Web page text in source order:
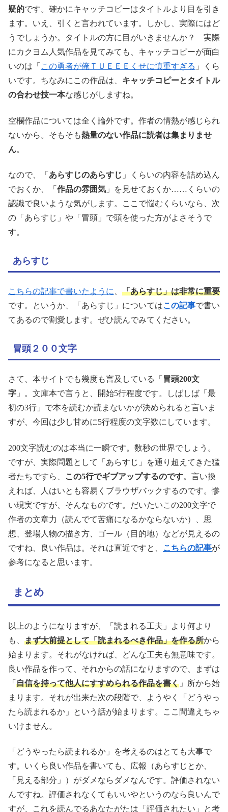
疑的です。確かにキャッチコピーはタイトルより目を引き
ます。いえ、引くと言われています。しかし、実際にはど
うでしょうか。タイトルの方に目がいきませんか？ 実際
にカクヨム人気作品を見てみても、キャッチコピーが面白
いのは「 この勇者が俺ＴＵＥＥＥくせに慎重すぎる 」くら
いです。ちなみにこの作品は、 キャッチコピーとタイトル
の合わせ技一本な感じがしますね。
空欄作品については全く論外です。作者の情熱が感じられ
ないから。そもそも熱量のない作品に読者は集まりませ
ん。
なので、「 あらすじのあらすじ 」くらいの内容を詰め込ん
でおくか、「 作品の雰囲気 」を見せておくか……くらいの
認識で良いような気がします。ここで悩むくらいなら、次
の「あらすじ」や「冒頭」で頭を使った方がよさそうで
す。
あらすじ
こちらの記事で書いたように
「あらすじ」は非常に重要
です。というか、「あらすじ」についてはこの記事で書い
てあるので割愛します。ぜひ読んでみてください。
冒頭２００文字
さて、本サイトでも幾度も言及している「 冒頭200文
字 」。文庫本で言うと、開始5行程度です。しばしば「最
初の3行」で本を読むか読まないかが決められると言いま
すが、今回は少し甘めに5行程度の文字数にしています。
200文字読むのは本当に一瞬です。数秒の世界でしょう。
ですが、実際問題として「あらすじ」を通り超えてきた猛
者たちですら、
この5行でギブアップするのです。言い換
えれば、人はいとも容易くブラウザバックするのです。惨
い現実ですが、そんなものです。だいたいこの200文字で
作者の文章力（読んでて苦痛になるかならないか）、思
想、登場人物の描き方、ゴール（目的地）などが見えるの
ですね、良い作品は。それは直近ですと、
こちらの記事が
参考になると思います。
まとめ
以上のようになりますが、「読まれる工夫」より何より
も、 まず大前提として「読まれるべき作品」を作る所から
始まります。それがなければ、どんな工夫も無意味です。
良い作品を作って、それからの話になりますので、まずは
「 自信を持って他人にすすめられる作品を書く 」所から始
まります。それが出来た次の段階で、ようやく「どうやっ
たら読まれるか」という話が始まります。ここ間違えちゃ
いけません。
「どうやったら読まれるか」を考えるのはとても大事で
す。いくら良い作品を書いても、広報（あらすじとか、
「見える部分」）がダメならダメなんです。評価されない
んですね。評価されなくてもいいやというのなら良いんで
すが、これを読んでるあなたがたは「評価されたい」と考